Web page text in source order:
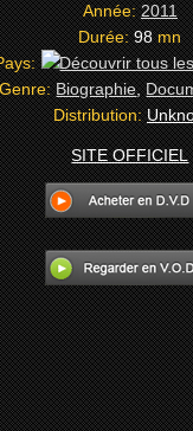
Année:2011
Durée:98mn
Genre:Biographie,
Distribution:
SITE OFFICIEL